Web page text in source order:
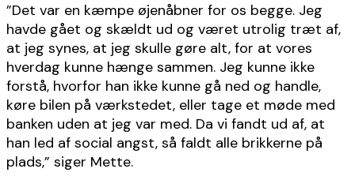
”Det var en kæmpe øjenåbner for os begge. Jeg
havde gået og skældt ud og været utrolig træt af,
at jeg synes, at jeg skulle gøre alt, for at vores
hverdag kunne hænge sammen. Jeg kunne ikke
forstå, hvorfor han ikke kunne gå ned og handle,
køre bilen på værkstedet, eller tage et møde med
banken uden at jeg var med. Da vi fandt ud af, at
han led af social angst, så faldt alle brikkerne på
plads,” siger Mette.